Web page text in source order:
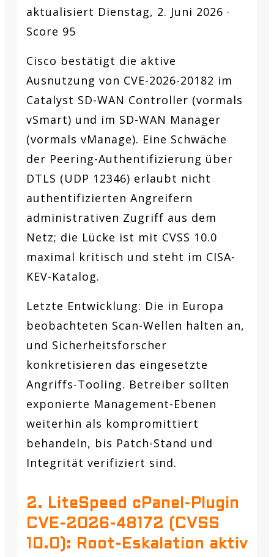
aktualisiert Dienstag, 2. Juni 2026 ·
Score 95
Cisco bestätigt die aktive
Ausnutzung von CVE-2026-20182 im
Catalyst SD-WAN Controller (vormals
vSmart) und im SD-WAN Manager
(vormals vManage). Eine Schwäche
der Peering-Authentifizierung über
DTLS (UDP 12346) erlaubt nicht
authentifizierten Angreifern
administrativen Zugriff aus dem
Netz; die Lücke ist mit CVSS 10.0
maximal kritisch und steht im CISA-
KEV-Katalog.
Letzte Entwicklung: Die in Europa
beobachteten Scan-Wellen halten an,
und Sicherheitsforscher
konkretisieren das eingesetzte
Angriffs-Tooling. Betreiber sollten
exponierte Management-Ebenen
weiterhin als kompromittiert
behandeln, bis Patch-Stand und
Integrität verifiziert sind.
2. LiteSpeed cPanel-Plugin
CVE-2026-48172 (CVSS
10.0): Root-Eskalation aktiv